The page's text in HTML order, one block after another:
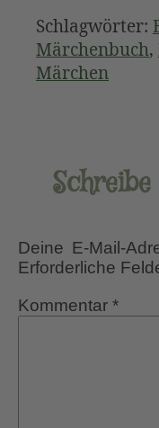
Schlagwörter:
Märchenbuch,
Märchen
Schreibe
Deine E-Mail-
Erforderliche
Kommentar *